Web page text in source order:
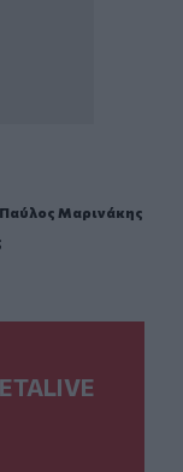
Παύλος Μαρινάκης